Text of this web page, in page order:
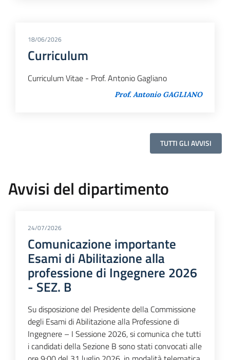
18/06/2026
Curriculum
Curriculum Vitae - Prof. Antonio Gagliano
Prof. Antonio GAGLIANO
TUTTI GLI AVVISI
Avvisi del dipartimento
24/07/2026
Comunicazione importante
Esami di Abilitazione alla
professione di Ingegnere 2026
- SEZ. B
Su disposizione del Presidente della Commissione
degli Esami di Abilitazione alla Professione di
Ingegnere – I Sessione 2026, si comunica che tutti
i candidati della Sezione B sono stati convocati alle